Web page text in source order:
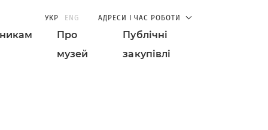
УКР ENG АДРЕСИ І ЧАС РОБОТИ
Про
музей
Публічні
закупівлі